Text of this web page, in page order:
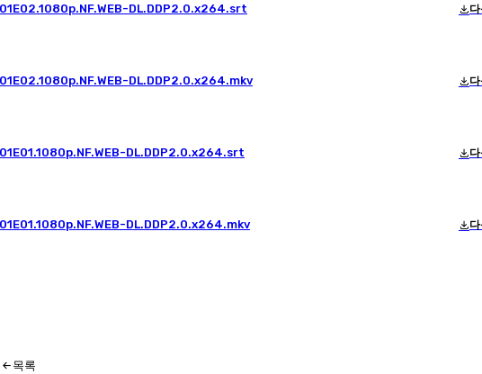
DL.DDP2.0.x264.srt
DL.DDP2.0.x264.mkv
DL.DDP2.0.x264.srt
DL.DDP2.0.x264.mkv
목록